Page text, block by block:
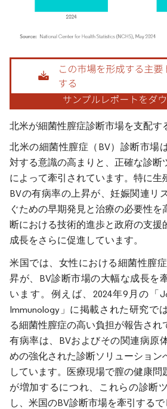
画像 © Mordor Intelligence。再利用にはCC BY
北米が細菌性膣症診断市場を支配す
北米の細菌性膣症（BV）診断市場
対する意識の高まりと、正確な診断
によって牽引されています。特に生
BVの有病率の上昇が、妊娠関連リ
ぐための早期発見と治療の必要性を
断における技術的進歩と政府の支援
成長をさらに促進しています。
米国では、女性における細菌性膣
昇が、BV診断市場の大幅な成長を
います。例えば、2024年9月の「
Immunology」に掲載された研究で
る細菌性膣症の高い負担が報告され
有病率は、BVおよびその関連病原
めの強化された診断ソリューション
しています。医療現場で膣の健康問
が増加するにつれ、これらの診断
し、米国のBV診断市場を牽引するで